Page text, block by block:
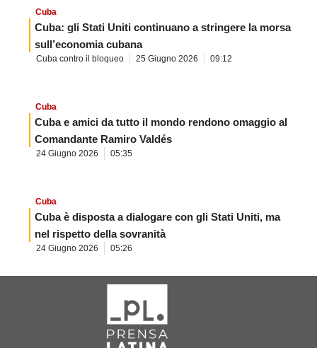
Cuba
Cuba: gli Stati Uniti continuano a stringere la morsa
sull’economia cubana
Cuba contro il bloqueo 25 Giugno 2026 09:12
Cuba
Cuba e amici da tutto il mondo rendono omaggio al
Comandante Ramiro Valdés
24 Giugno 2026 05:35
Cuba
Cuba è disposta a dialogare con gli Stati Uniti, ma
nel rispetto della sovranità
24 Giugno 2026 05:26